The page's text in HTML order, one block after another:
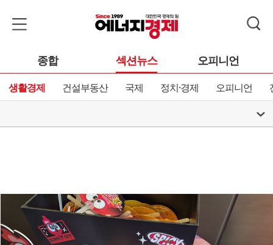
종합 섹션뉴스 오피니언
생활경제 건설부동산 국제 정치·경제 오피니언